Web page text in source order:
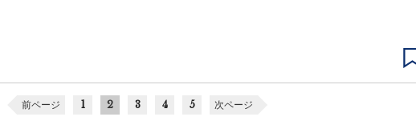
前ページ 1 2 3 4 5 次ページ